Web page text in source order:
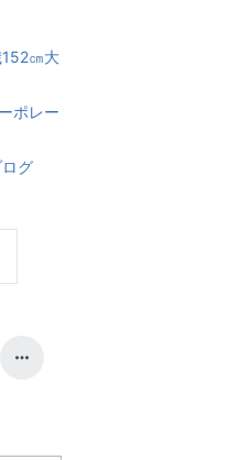
㎝大
ポレー
グ